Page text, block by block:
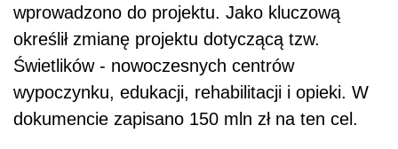
wprowadzono do projektu. Jako kluczową
określił zmianę projektu dotyczącą tzw.
Świetlików - nowoczesnych centrów
wypoczynku, edukacji, rehabilitacji i opieki. W
dokumencie zapisano 150 mln zł na ten cel.